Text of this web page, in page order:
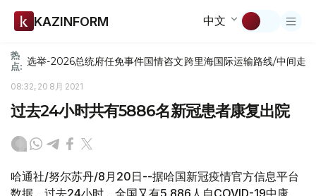
KAZINFORM 中文
热
点: 选举-2026总统府任免事件国情咨文跨里海国际运输路线/中间走廊
08:32, 20 8月 2021
过去24小时共有5886名新冠患者康复出院
哈通社/努尔苏丹/8月20日--据哈国新冠疫情官方信息平台
数据，过去24小时，全国又有5 886人自COVID-19中康